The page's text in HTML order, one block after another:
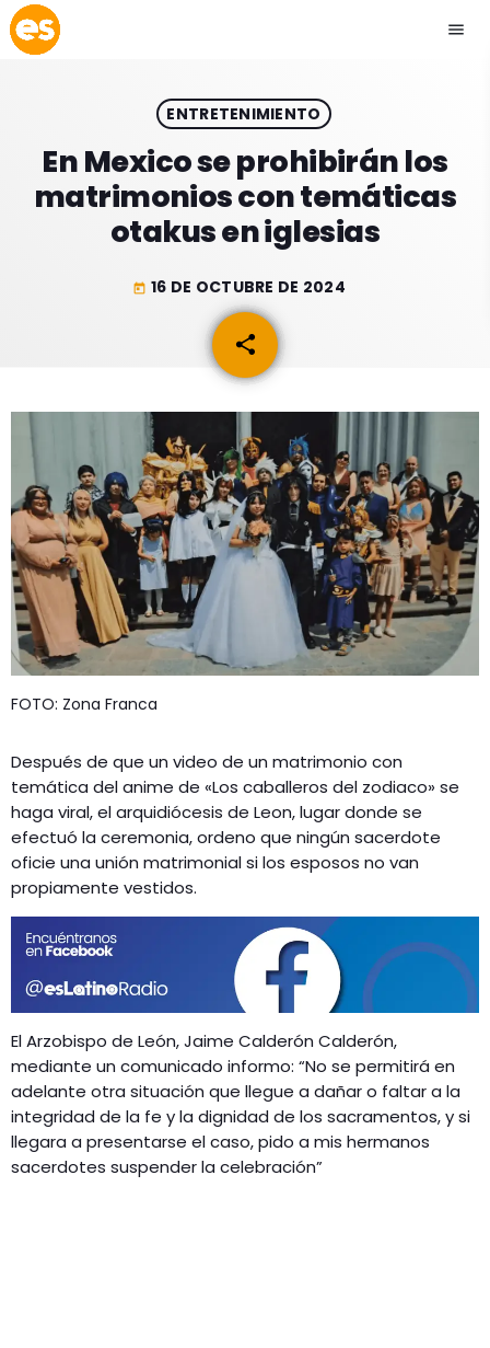
menu
play_arrow EMISIÓN LA PAZ
play_arrow EMISIÓN COCHABAMBA
ACTUALIDAD
ESPECTÁCULOS
GEEKERS
MÚSICA
ENTRETENIMIENTO
PROGRAMACIÓN
INICIO
RADIO SPLENDID
CONTACTO
ENTRETENIMIENTO
En Mexico se prohibirán los
matrimonios con temáticas
otakus en iglesias
today 16 DE OCTUBRE DE 2024
share
email
FOTO: Zona Franca
Después de que un video de un matrimonio con
temática del anime de «Los caballeros del zodiaco» se
haga viral, el arquidiócesis de Leon, lugar donde se
efectuó la ceremonia, ordeno que ningún sacerdote
oficie una unión matrimonial si los esposos no van
propiamente vestidos.
El Arzobispo de León, Jaime Calderón Calderón,
mediante un comunicado informo: “No se permitirá en
adelante otra situación que llegue a dañar o faltar a la
integridad de la fe y la dignidad de los sacramentos, y si
llegara a presentarse el caso, pido a mis hermanos
sacerdotes suspender la celebración”